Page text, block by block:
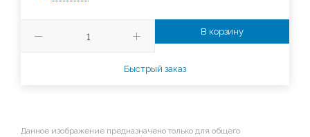
В корзину
Быстрый заказ
Данное изображение предназначено только для общего